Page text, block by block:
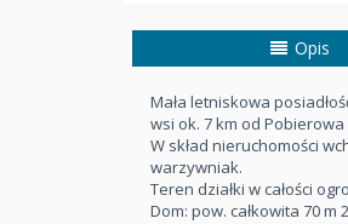
Opis
Mała letniskowa
wsi ok. 7 km od Pobierowa
W skład nieruchomości
warzywniak.
Teren działki w całości
Dom: pow. całkowita 70 m